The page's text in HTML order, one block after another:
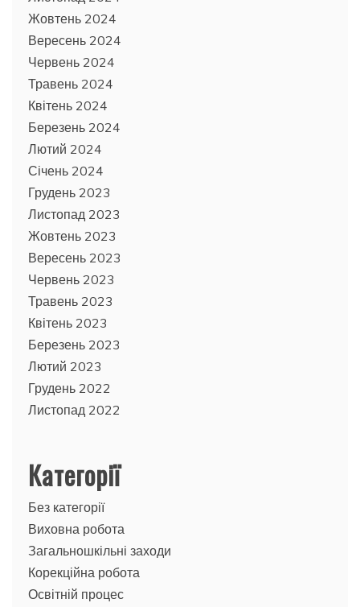
Жовтень 2024
Вересень 2024
Червень 2024
Травень 2024
Квітень 2024
Березень 2024
Лютий 2024
Січень 2024
Грудень 2023
Листопад 2023
Жовтень 2023
Вересень 2023
Червень 2023
Травень 2023
Квітень 2023
Березень 2023
Лютий 2023
Грудень 2022
Листопад 2022
Категорії
Без категорії
Виховна робота
Загальношкільні заходи
Корекційна робота
Освітній процес